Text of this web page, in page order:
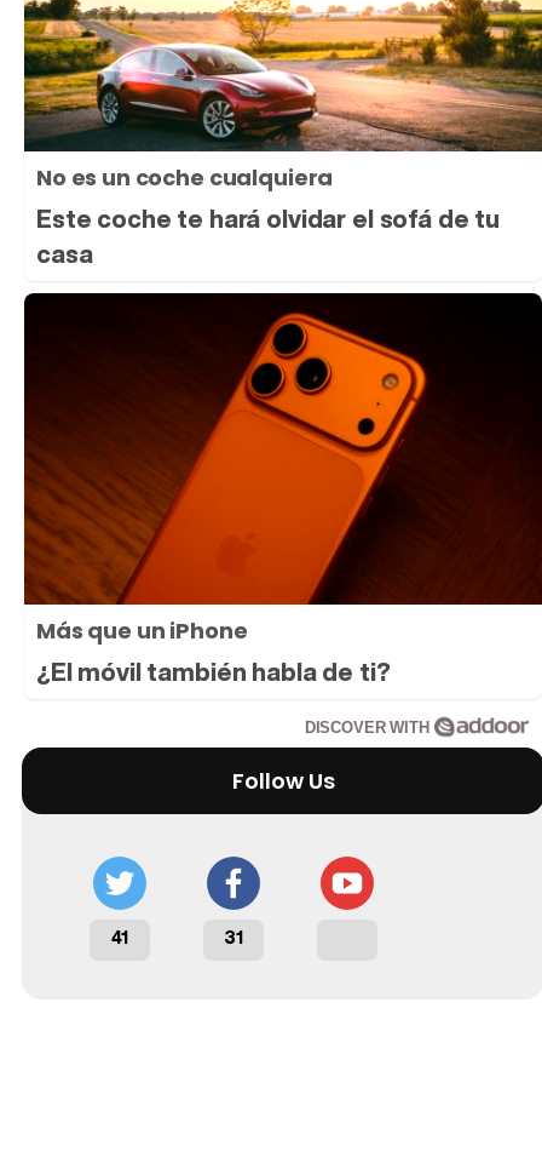
No es un coche cualquiera
Este coche te hará olvidar el sofá de tu
casa
Más que un iPhone
¿El móvil también habla de ti?
DISCOVER WITH
Follow Us
41 31